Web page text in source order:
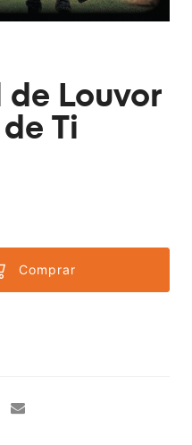
de Louvor
Ti
Comprar